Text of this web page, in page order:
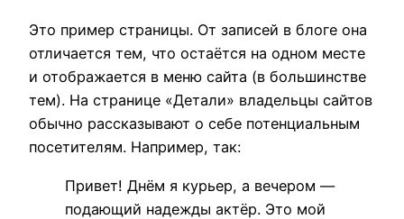
Это пример страницы. От записей в блоге она
отличается тем, что остаётся на одном месте
и отображается в меню сайта (в большинстве
тем). На странице «Детали» владельцы сайтов
обычно рассказывают о себе потенциальным
посетителям. Например, так:
Привет! Днём я курьер, а вечером —
подающий надежды актёр. Это мой